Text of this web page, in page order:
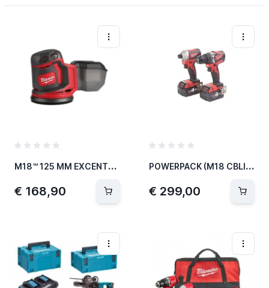
M
18™ 125 MM EXCENTRISCHE SCHUURMACHINE M18 BOS125-0
€ 168,90
P
OWERPACK (M18 CBLID, M18 CBLPD, BMC, 2XM18B4, M12-18C) M18CBLPP2A-402C
€ 299,00